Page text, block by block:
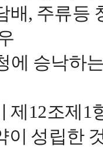
배, 주류등
에 승낙하
제12조제1
이 성립한